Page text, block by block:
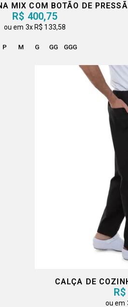
MIX COM BOTÃO DE
R$ 400,75
3xR$ 133,58
P M G GG GGG
CALÇA DE